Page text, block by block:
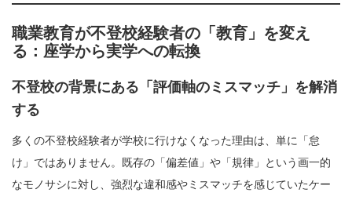
職業教育が不登校経験者の「教育」を変え
る：座学から実学への転換
不登校の背景にある「評価軸のミスマッチ」を解消
する
多くの不登校経験者が学校に行けなくなった理由は、単に「怠
け」ではありません。既存の「偏差値」や「規律」という画一的
なモノサシに対し、強烈な違和感やミスマッチを感じていたケー